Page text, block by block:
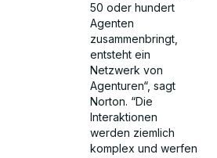
50 oder hundert
Agenten
zusammenbringt,
entsteht ein
Netzwerk von
Agenturen“, sagt
Norton. “Die
Interaktionen
werden ziemlich
komplex und werfen